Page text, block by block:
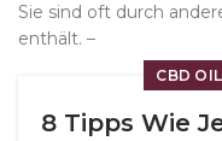
Sie sind oft durch
enthält. –
CBD
8 Tipps Wie